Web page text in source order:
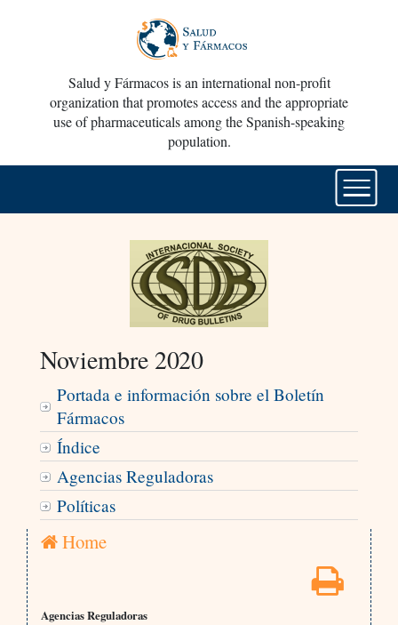
Salud y Fármacos is an international non-profit
organization that promotes access and the appropriate
use of pharmaceuticals among the Spanish-speaking
population.
Noviembre 2020
Portada e información sobre el Boletín
Fármacos
Índice
Agencias Reguladoras
Políticas
Home
Agencias Reguladoras